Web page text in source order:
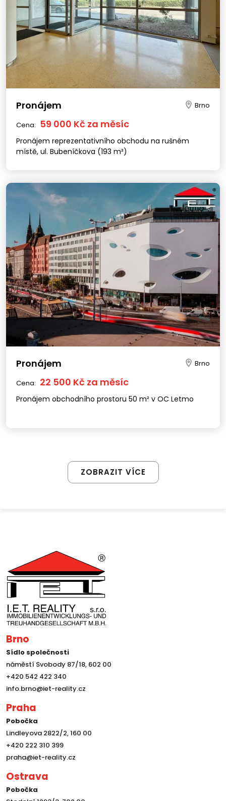
Pronájem Brno
Cena: 59 000 Kč za měsíc
Pronájem reprezentativního obchodu na rušném
místě, ul. Bubeníčkova (193 m²)
Pronájem Brno
Cena: 22 500 Kč za měsíc
Pronájem obchodního prostoru 50 m² v OC Letmo
ZOBRAZIT VÍCE
Brno
Sídlo společnosti
náměstí Svobody 87/18, 602 00
+420 542 422 340
info.brno@iet-reality.cz
Praha
Pobočka
Lindleyova 2822/2, 160 00
+420 222 310 399
praha@iet-reality.cz
Ostrava
Pobočka